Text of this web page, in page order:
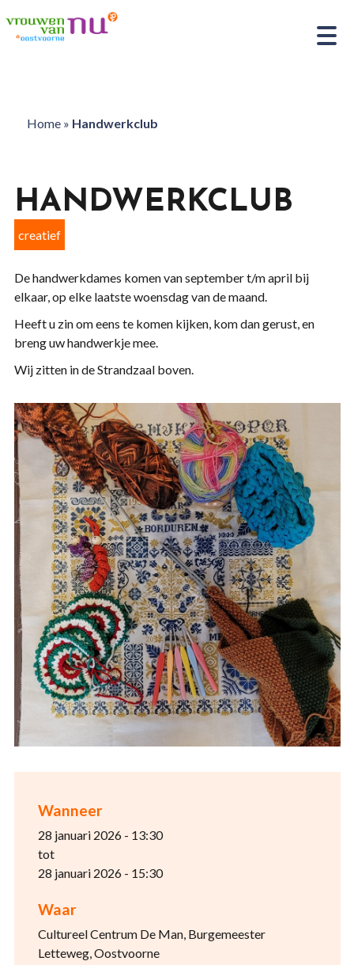
Home» Handwerkclub
Wanneer
28 januari 2026 - 13:30
tot
28 januari 2026 - 15:30
Waar
Cultureel Centrum De Man, Burgemeester
Letteweg, Oostvoorne
HANDWERKCLUB
creatief
De handwerkdames komen van september t/m april bij
elkaar, op elke laatste woensdag van de maand.
Heeft u zin om eens te komen kijken, kom dan gerust, en
breng uw handwerkje mee.
Wij zitten in de Strandzaal boven.